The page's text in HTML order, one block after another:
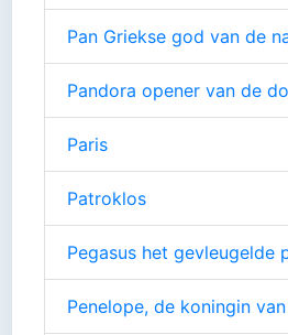
Pan Griekse god van de
Pandora opener van de
Paris
Patroklos
Pegasus het gevleugelde
Penelope, de koningin